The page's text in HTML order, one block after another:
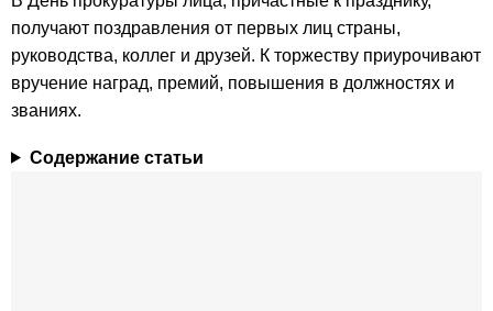
получают поздравления от первых лиц страны,
руководства, коллег и друзей. К торжеству приурочивают
вручение наград, премий, повышения в должностях и
званиях.
Содержание статьи